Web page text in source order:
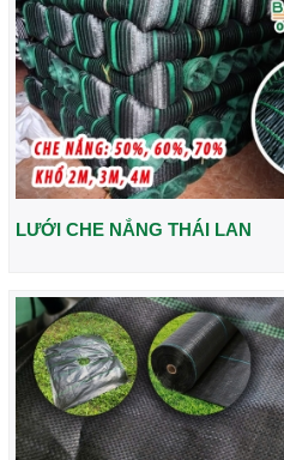
LƯỚI CHE NẮNG THÁI LAN